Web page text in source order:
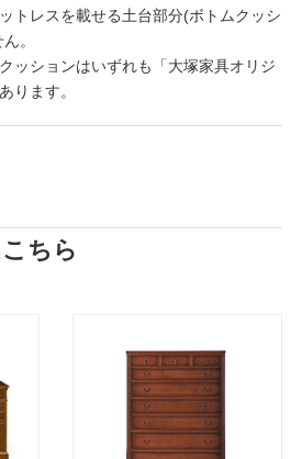
トレスを載せる土台部分(ボトムクッシ
。
ッションはいずれも「大塚家具オリジ
ります。
ちら